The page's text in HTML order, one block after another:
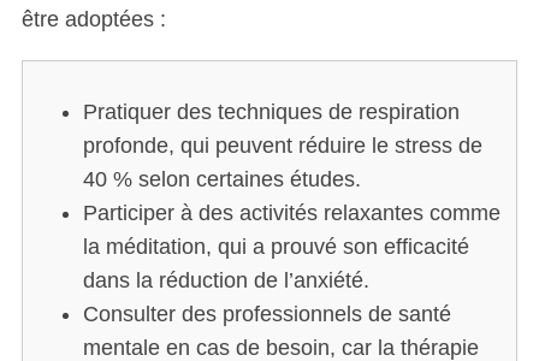
être adoptées :
Pratiquer des techniques de respiration
profonde, qui peuvent réduire le stress de
40 % selon certaines études.
Participer à des activités relaxantes comme
la méditation, qui a prouvé son efficacité
dans la réduction de l’anxiété.
Consulter des professionnels de santé
mentale en cas de besoin, car la thérapie